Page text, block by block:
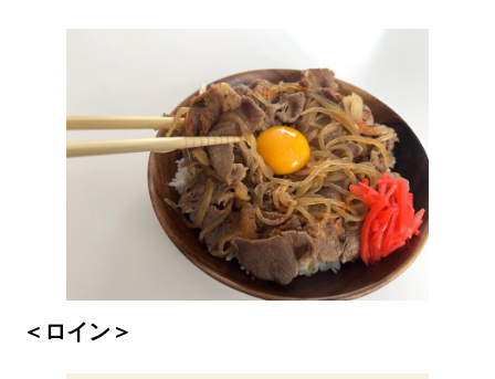
＜ロイン＞